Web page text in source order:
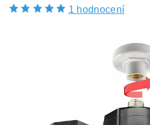
1 hodnocení